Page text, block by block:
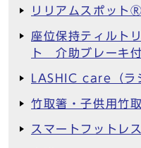
リリアムスポット
座位保持ティルト
ト 介助ブレーキ
LASHIC care（ラ
竹取箸・子供用竹
スマートフットレ